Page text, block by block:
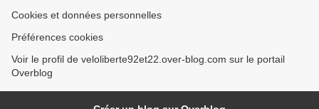
Cookies et données personnelles
Préférences cookies
Voir le profil de veloliberte92et22.over-blog.com sur le portail
Overblog